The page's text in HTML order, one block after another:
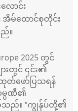
ောင်း
အိမ်ထောင်စုတိုင်း
။
2025 တွင်
ားတွင် ၎င်း၏
တ်ဖော်ပြသရန်
ပဏီ၏
ခဲ့သည်။ “ကျွန်ုပ်တို့၏